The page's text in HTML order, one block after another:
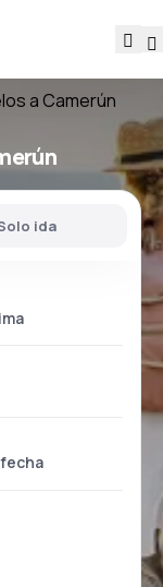
a Camerún
ida